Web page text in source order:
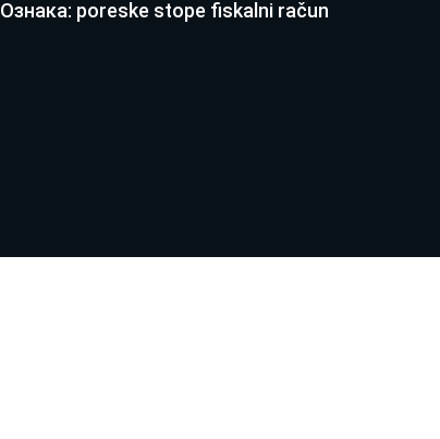
Ознака: poreske stope fiskalni račun